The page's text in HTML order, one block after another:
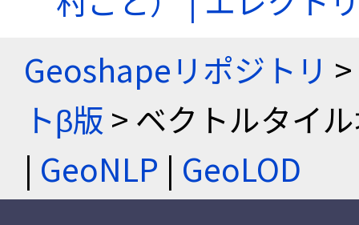
Geoshapeリポジトリ >
トβ版 > ベクトルタイ
| GeoNLP | GeoLOD